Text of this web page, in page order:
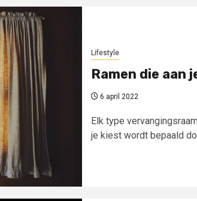
Lifestyle
Ramen die aan
6 april 2022
Elk type
je kiest wordt bepaald